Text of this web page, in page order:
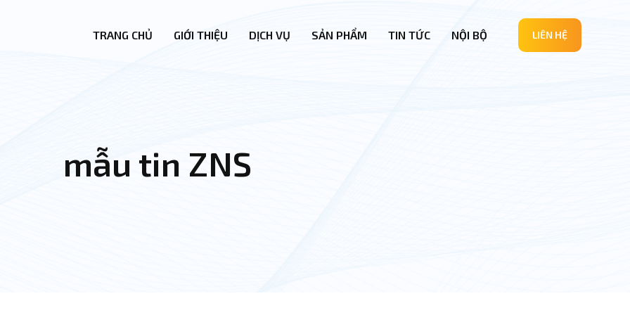
TRANG CHỦ
GIỚI THIỆU DỊCH VỤ SẢN PHẨM TIN TỨC NỘI BỘ LIÊN HỆ
mẫu tin ZNS